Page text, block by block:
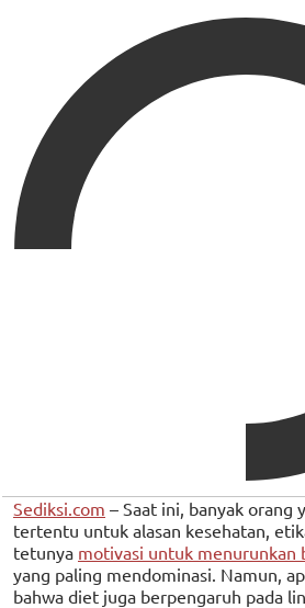
Sediksi.com – Saat ini, banyak orang
tertentu untuk alasan kesehatan,
tetunya motivasi untuk menurunkan
yang paling mendominasi. Namun,
bahwa diet juga berpengaruh pada